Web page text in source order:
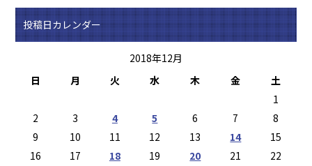
投稿日カレンダー
2018年12月
日
月 火 水 木 金
土
1
2
3 4 5 6 7
8
9
10 11 12 13 14
15
16
17 18 19 20 21 22